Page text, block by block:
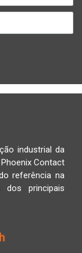
industrial da
Contact
referência na
dos principais